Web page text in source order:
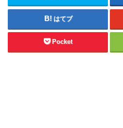
はてブ
Pocket